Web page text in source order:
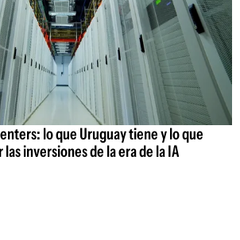
lo que Uruguay tiene y lo que
inversiones de la era de la IA